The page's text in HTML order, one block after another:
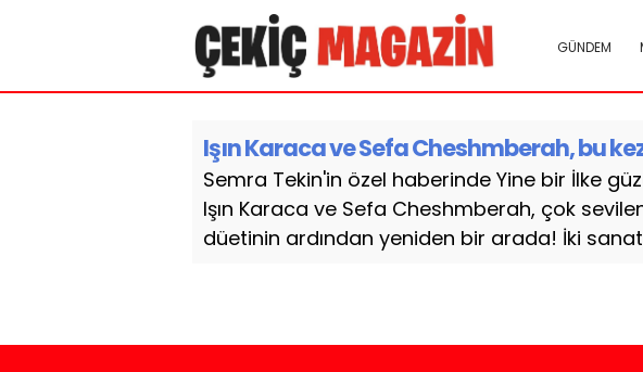
GÜNDEM
Işın Karaca ve Sefa Cheshmberah, bu
Semra Tekin'in özel haberinde Yine bir İlke
Işın Karaca ve Sefa Cheshmberah, çok sevilen
düetinin ardından yeniden bir arada! İki